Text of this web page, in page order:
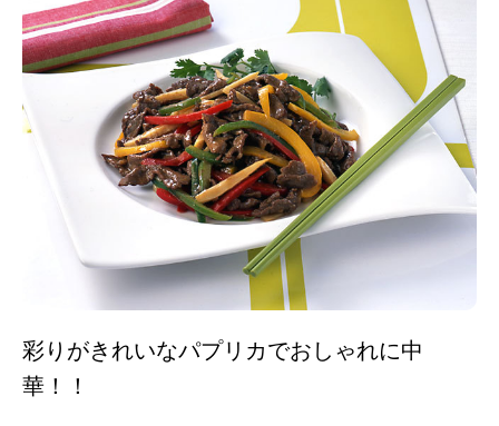
彩りがきれいなパプリカでおしゃれに中
華！！